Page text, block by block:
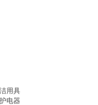
用具
电器